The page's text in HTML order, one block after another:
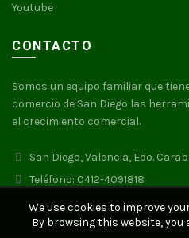
Youtube
CONTACTO
Somos un equipo familiar que
comercio de San Diego las
el crecimiento comercial.
San Diego, Valencia, Edo.
Teléfono: 0412-4091818
We use cookies to improve
By browsing this website, you